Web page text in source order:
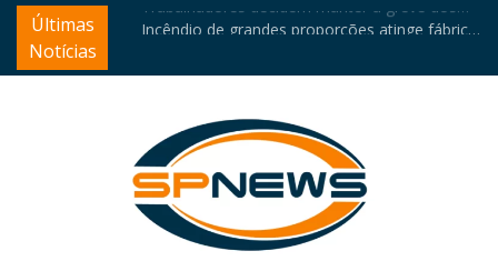
Skip
content
Últimas
Notícias
trens da CPTM
Incêndio de grandes proporções atinge fábrica